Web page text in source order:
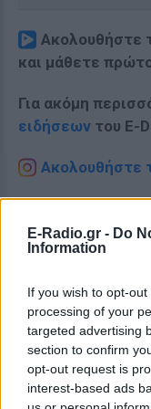
E-Radio.gr - Do
Information
If you wish to opt-
processing of your
targeted advertising
section to confirm
opt-out request is
interest-based ads
Ακολουθήστε
και μάθετε
Για ακόμη
ειδήσεων του E-
Ακολουθήστε